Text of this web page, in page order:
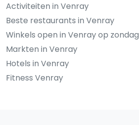
Activiteiten in Venray
Beste restaurants in Venray
Winkels open in Venray op zondag
Markten in Venray
Hotels in Venray
Fitness Venray